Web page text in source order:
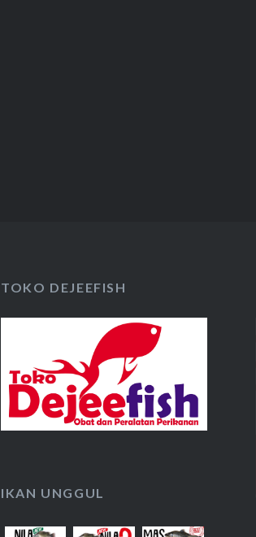
TOKO DEJEEFISH
IKAN UNGGUL